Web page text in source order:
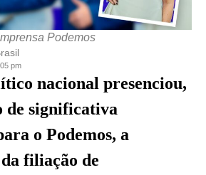
Podemos
pm
nacional presenciou,
de significativa
o Podemos, a
filiação de